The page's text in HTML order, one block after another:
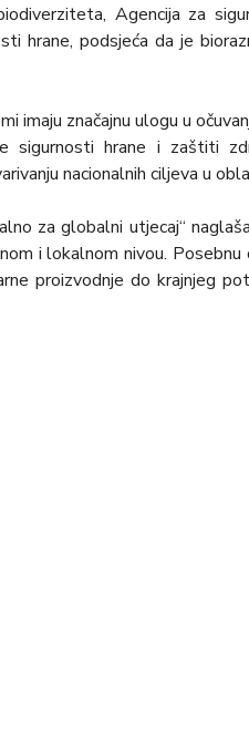
Agencija za
hrane, podsjeća da je
imaju značajnu ulogu u
sigurnosti hrane i zaštiti
nacionalnih ciljeva u
za globalni utjecaj“
i lokalnom nivou.
proizvodnje do krajnjeg